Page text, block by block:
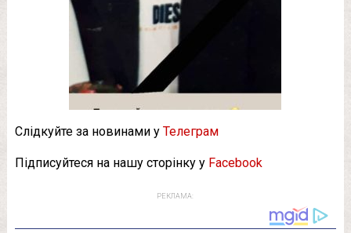
Слідкуйте за новинами у Телеграм
Підписуйтеся на нашу сторінку у Facebook
РЕКЛАМА: